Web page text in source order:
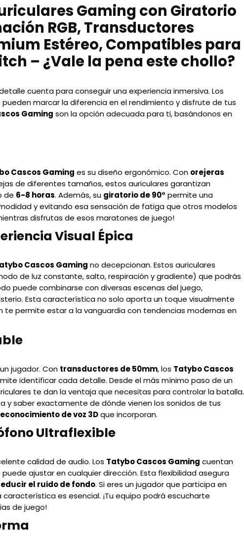
Gaming con Giratorio
RGB, Transductores
Estéreo, Compatibles para
– ¿Vale la pena este chollo?
cuenta para conseguir una experiencia inmersiva. Los
marcar la diferencia en el rendimiento y disfrute de tus
Gaming son la opción adecuada para ti, basándonos en
Cascos Gaming es su diseño ergonómico. Con orejeras
de diferentes tamaños, estos auriculares garantizan
de 6-8 horas. Además, su giratorio de 90° permite una
y evitando esa sensación de fatiga que otros modelos
disfrutas de esos maratones de juego!
Visual Épica
Cascos Gaming no decepcionan. Estos auriculares
de luz constante, salto, respiración y gradiente) que podrás
puede combinarse con diversas escenas del juego,
Esta característica no solo aporta un toque visualmente
permite estar a la vanguardia con tendencias modernas en
jugador. Con transductores de 50mm, los Tatybo Cascos
identificar cada detalle. Desde el más mínimo paso de un
te dan la ventaja que necesitas para controlar la batalla.
y saber exactamente de dónde vienen los sonidos de tus
de voz 3Dque incorporan.
Ultraflexible
calidad de audio. Los Tatybo Cascos Gaming cuentan
puede ajustar en cualquier dirección. Esta flexibilidad asegura
el ruido de fondo. Si eres un jugador que participa en
es esencial. ¡Tu equipo podrá escucharte
de juego!